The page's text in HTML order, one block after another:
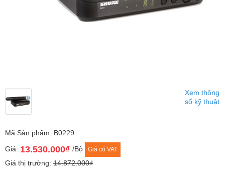
Xem thông
số kỹ thuật
Mã Sản phẩm: B0229
Giá: 13.530.000₫ /Bộ Giá có VAT
Giá thị trường: 14.872.000₫